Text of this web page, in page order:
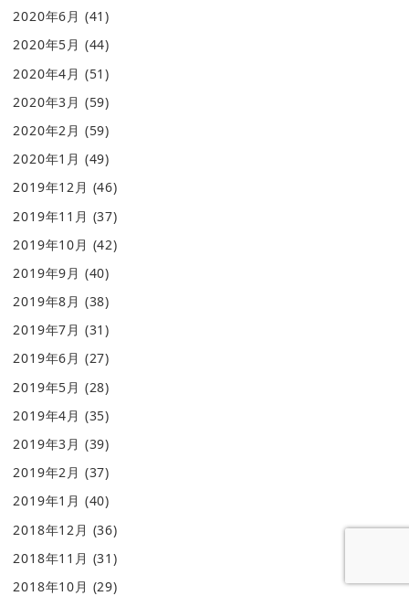
2020年6月 (41)
2020年5月 (44)
2020年4月 (51)
2020年3月 (59)
2020年2月 (59)
2020年1月 (49)
2019年12月 (46)
2019年11月 (37)
2019年10月 (42)
2019年9月 (40)
2019年8月 (38)
2019年7月 (31)
2019年6月 (27)
2019年5月 (28)
2019年4月 (35)
2019年3月 (39)
2019年2月 (37)
2019年1月 (40)
2018年12月 (36)
2018年11月 (31)
2018年10月 (29)